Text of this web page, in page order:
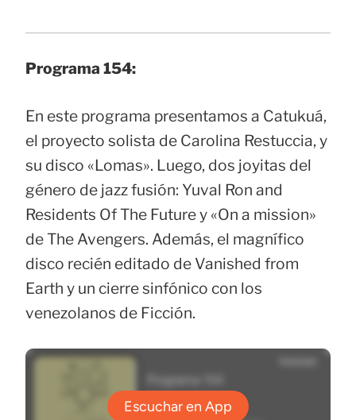
Programa 154:
En este programa presentamos a Catukuá,
el proyecto solista de Carolina Restuccia, y
su disco «Lomas». Luego, dos joyitas del
género de jazz fusión: Yuval Ron and
Residents Of The Future y «On a mission»
de The Avengers. Además, el magnífico
disco recién editado de Vanished from
Earth y un cierre sinfónico con los
venezolanos de Ficción.